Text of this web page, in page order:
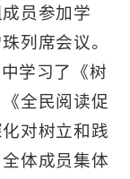
员参加学
列席会议。
学习了《树
全民阅读促
对树立和践
体成员集体